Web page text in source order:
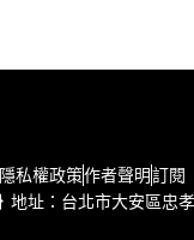
隱私權政策作者聲明訂閱
地址：台北市大安區忠